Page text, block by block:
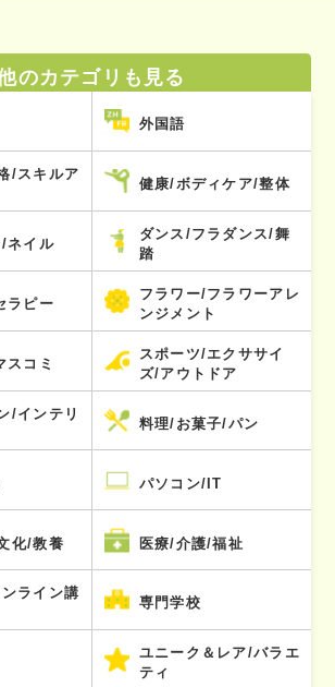
のカテゴリも見る
外国語
/スキルア
健康/ボディケア/整体
ネイル
ダンス/フラダンス/舞
踏
ラピー
フラワー/フラワーアレ
ンジメント
スコミ
スポーツ/エクササイ
ズ/アウトドア
/インテリ
料理/お菓子/パン
パソコン/IT
化/教養 医療/介護/福祉
ライン講
専門学校
ユニーク＆レア/バラエ
ティ